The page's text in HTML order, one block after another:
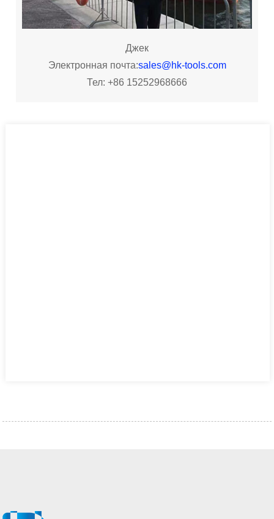
Джек
Электронная почта:sales@hk-tools.com
Тел: +86 15252968666